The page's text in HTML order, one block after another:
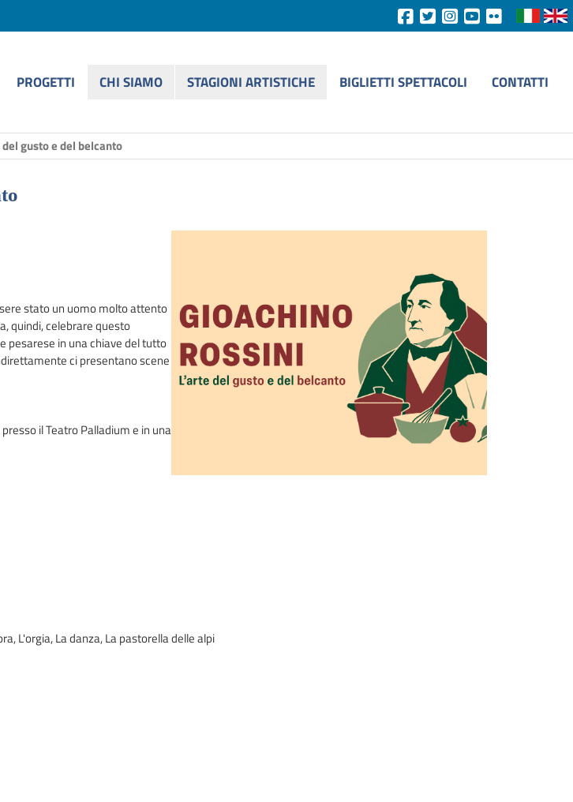
PROGETTI CHI SIAMO STAGIONI ARTISTICHE BIGLIETTI SPETTACOLI CONTATTI
gusto e del belcanto
stato un uomo molto attento
quindi, celebrare questo
pesarese in una chiave del tutto
ci presentano scene
il Teatro Palladium e in una
L'orgia, La danza, La pastorella delle alpi